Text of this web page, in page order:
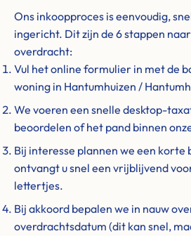
Ons inkoopproces is eenvoudig,
ingericht. Dit zijn de 6 stappen
overdracht:
Vul het online formulier in met de
woning in Hantumhuizen /
We voeren een snelle desktop-
beoordelen of het pand binnen
Bij interesse plannen we een korte
ontvangt u snel een vrijblijvend
lettertjes.
Bij akkoord bepalen we in nauw
overdrachtsdatum (dit kan snel,